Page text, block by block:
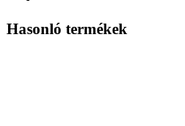
Hasonló termékek